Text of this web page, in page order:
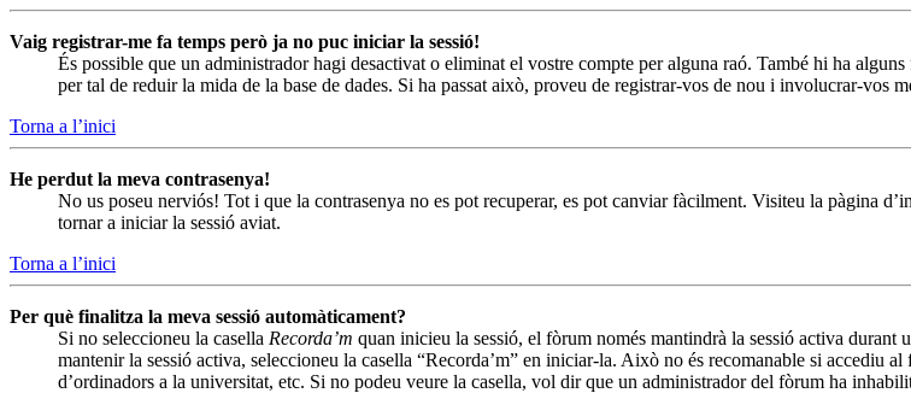
Vaig registrar-me fa temps però ja no puc iniciar la sessió!
És possible que un administrador hagi desactivat o eliminat el vostre compte per alguna raó. També hi ha
per tal de reduir la mida de la base de dades. Si ha passat això, proveu de registrar-vos de nou i involucrar-vos
Torna a l’inici
He perdut la meva contrasenya!
No us poseu nerviós! Tot i que la contrasenya no es pot recuperar, es pot canviar fàcilment. Visiteu la pàgina
tornar a iniciar la sessió aviat.
Torna a l’inici
Per què finalitza la meva sessió automàticament?
Si no seleccioneu la casella Recorda’m quan inicieu la sessió, el fòrum només mantindrà la sessió activa
mantenir la sessió activa, seleccioneu la casella “Recorda’m” en iniciar-la. Això no és recomanable si accediu
d’ordinadors a la universitat, etc. Si no podeu veure la casella, vol dir que un administrador del fòrum ha